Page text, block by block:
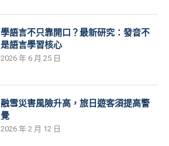
學語言不只靠開口？最新研究：發音不
是語言學習核心
2026 年 6 月 25 日
融雪災害風險升高，旅日遊客須提高警
覺
2026 年 2 月 12 日